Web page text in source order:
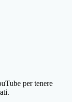
per tenere